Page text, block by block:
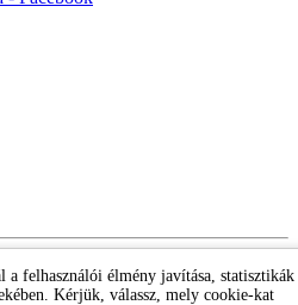
a felhasználói élmény javítása, statisztikák
Kérjük, válassz, mely cookie-kat